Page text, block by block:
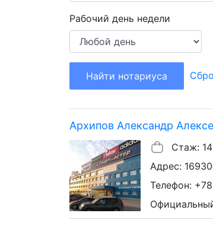
Рабочий день недели
Найти нотариуса
Архипов Александр
Стаж:
Адрес:
Телефон: